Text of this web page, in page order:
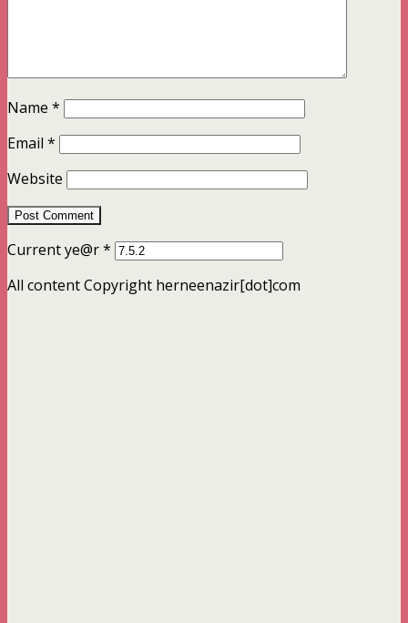
Name *
Email *
Website
Current ye@r*
All content Copyright herneenazir[dot]com